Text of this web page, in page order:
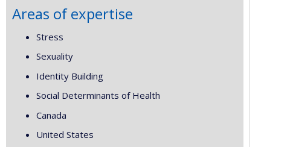
Areas of expertise
Stress
Sexuality
Identity Building
Social Determinants of Health
Canada
United States